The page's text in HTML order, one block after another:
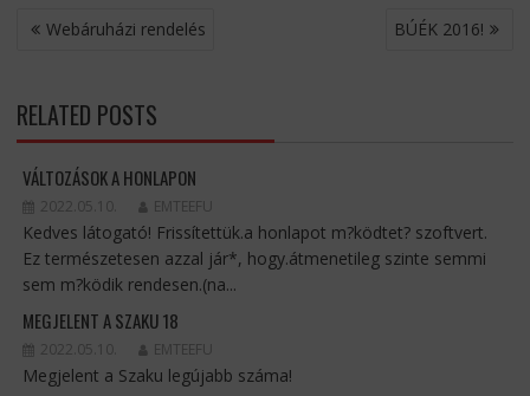
BEJEGYZÉS
NAVIGÁCIÓ
Webáruházi rendelés BÚÉK 2016!
RELATED POSTS
VÁLTOZÁSOK A HONLAPON
2022.05.10. EMTEEFU
Kedves látogató! Frissítettük.a honlapot m?ködtet? szoftvert.
Ez természetesen azzal jár*, hogy.átmenetileg szinte semmi
sem m?ködik rendesen.(na...
MEGJELENT A SZAKU 18
2022.05.10. EMTEEFU
Megjelent a Szaku legújabb száma!